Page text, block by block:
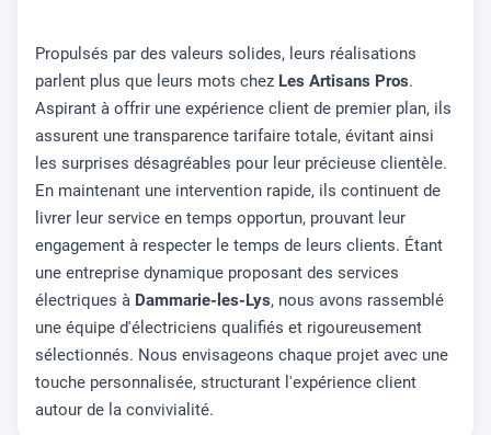
Propulsés par des valeurs solides, leurs réalisations
parlent plus que leurs mots chez Les Artisans Pros.
Aspirant à offrir une expérience client de premier plan, ils
assurent une transparence tarifaire totale, évitant ainsi
les surprises désagréables pour leur précieuse clientèle.
En maintenant une intervention rapide, ils continuent de
livrer leur service en temps opportun, prouvant leur
engagement à respecter le temps de leurs clients. Étant
une entreprise dynamique proposant des services
électriques à Dammarie-les-Lys, nous avons rassemblé
une équipe d'électriciens qualifiés et rigoureusement
sélectionnés. Nous envisageons chaque projet avec une
touche personnalisée, structurant l'expérience client
autour de la convivialité.